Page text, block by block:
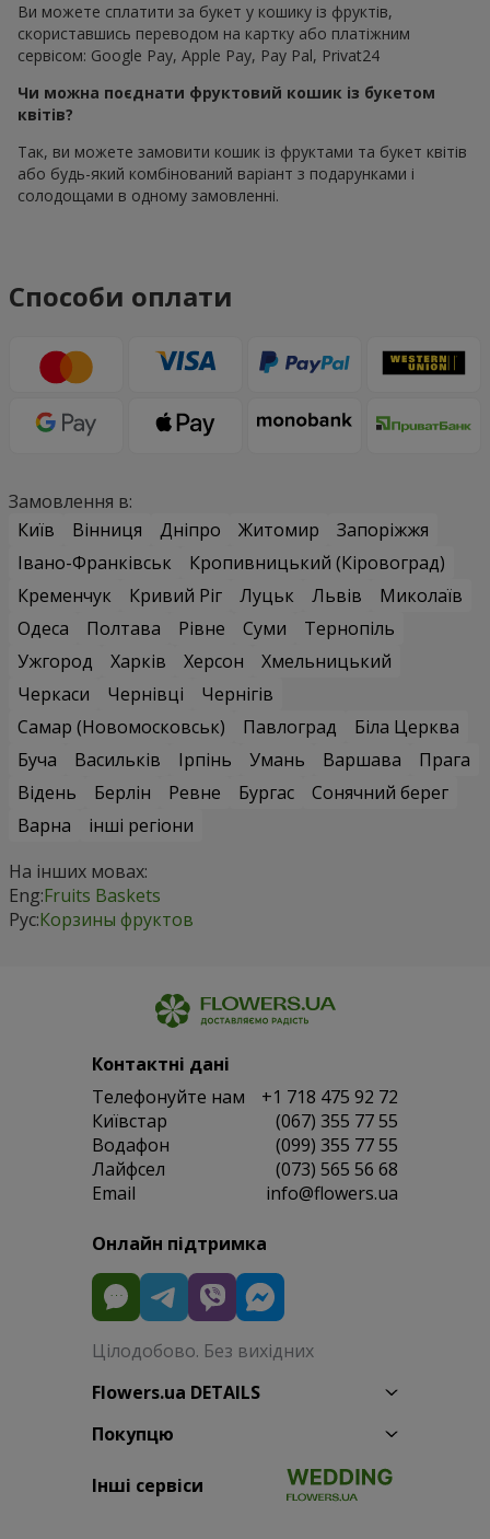
Ви можете сплатити за букет у кошику із фруктів,
скориставшись переводом на картку або платіжним
сервісом: Google Pay, Apple Pay, Pay Pal, Privat24
Чи можна поєднати фруктовий кошик із букетом
квітів?
Так, ви можете замовити кошик із фруктами та букет квітів
або будь-який комбінований варіант з подарунками і
солодощами в одному замовленні.
Способи оплати
Замовлення в:
Київ
Вінниця Дніпро Житомир
Запоріжжя
Івано-Франківськ
Кропивницький (Кіровоград)
Кременчук
Кривий Ріг Луцьк Львів
Миколаїв
Одеса
Полтава Рівне Суми
Тернопіль
Ужгород
Харків Херсон
Хмельницький
Черкаси
Чернівці
Чернігів
Самар (Новомосковськ)
Павлоград
Біла Церква
Буча
Васильків Ірпінь Умань Варшава
Прага
Відень
Берлін Ревне Бургас
Сонячний берег
Варна
інші регіони
На інших мовах:
Eng:Fruits Baskets
Рус:Корзины фруктов
Контактні дані
Телефонуйте нам
+1 718 475 92 72
Київстар
(067) 355 77 55
Водафон
(099) 355 77 55
Лайфсел
(073) 565 56 68
Email
info@flowers.ua
Онлайн підтримка
Цілодобово. Без вихідних
Flowers.ua DETAILS
Покупцю
Інші сервіси